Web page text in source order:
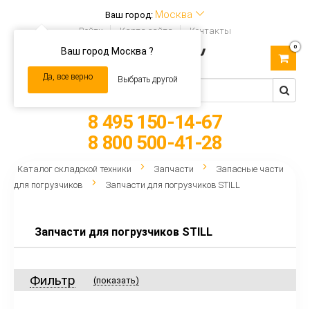
Ваш город: Москва
Ваш город Москва ?
Да, все верно Выбрать другой
Войти Карта сайта Контакты
navigation
0
8 495 150-14-67
8 800 500-41-28
Каталог складской техники Запчасти
Запасные части
для погрузчиков
Запчасти для погрузчиков STILL
Запчасти для погрузчиков STILL
Фильтр (показать)